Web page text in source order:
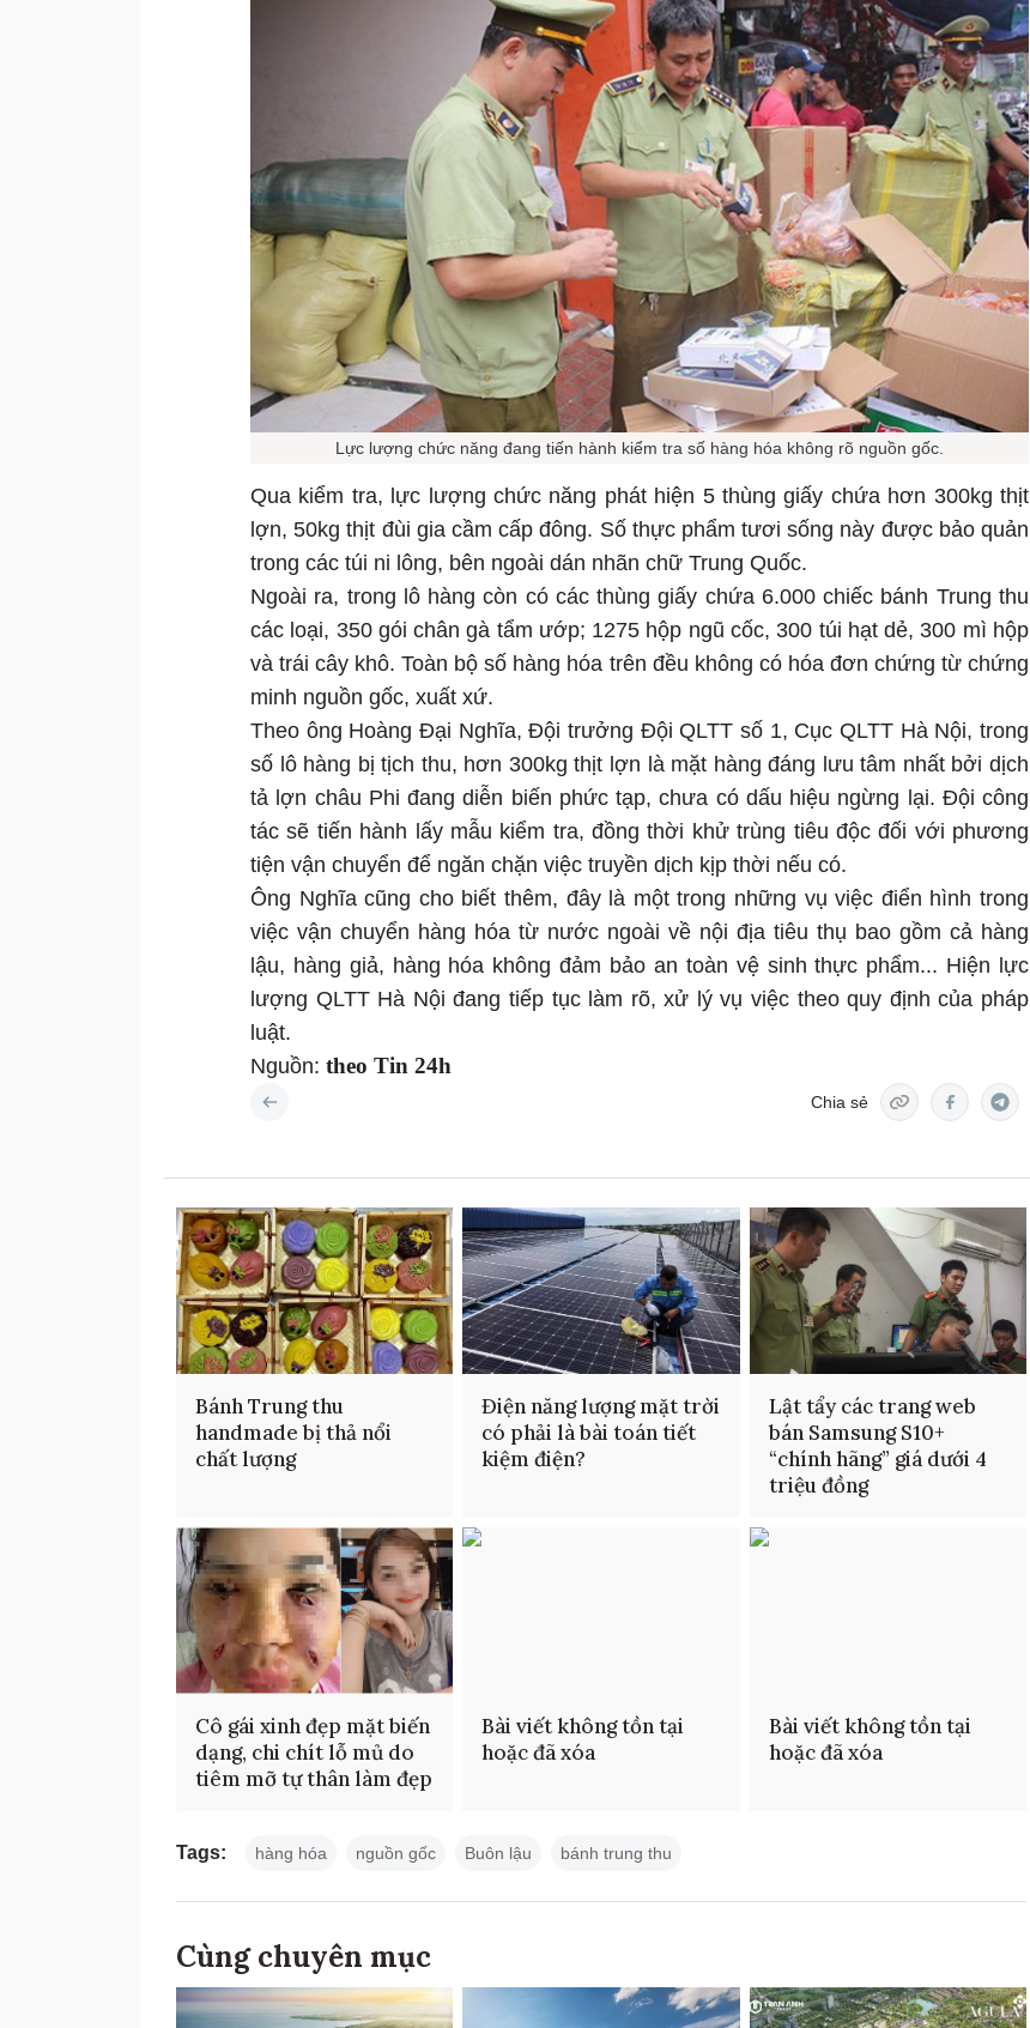
Lực lượng chức năng đang tiến hành kiểm tra số hàng hóa không rõ nguồn gốc.
Qua kiểm tra, lực lượng chức năng phát hiện 5 thùng giấy chứa hơn 300kg thịt
lợn, 50kg thịt đùi gia cầm cấp đông. Số thực phẩm tươi sống này được bảo quản
trong các túi ni lông, bên ngoài dán nhãn chữ Trung Quốc.
Ngoài ra, trong lô hàng còn có các thùng giấy chứa 6.000 chiếc bánh Trung thu
các loại, 350 gói chân gà tẩm ướp; 1275 hộp ngũ cốc, 300 túi hạt dẻ, 300 mì hộp
và trái cây khô. Toàn bộ số hàng hóa trên đều không có hóa đơn chứng từ chứng
minh nguồn gốc, xuất xứ.
Theo ông Hoàng Đại Nghĩa, Đội trưởng Đội QLTT số 1, Cục QLTT Hà Nội, trong
số lô hàng bị tịch thu, hơn 300kg thịt lợn là mặt hàng đáng lưu tâm nhất bởi dịch
tả lợn châu Phi đang diễn biến phức tạp, chưa có dấu hiệu ngừng lại. Đội công
tác sẽ tiến hành lấy mẫu kiểm tra, đồng thời khử trùng tiêu độc đối với phương
tiện vận chuyển để ngăn chặn việc truyền dịch kịp thời nếu có.
Ông Nghĩa cũng cho biết thêm, đây là một trong những vụ việc điển hình trong
việc vận chuyển hàng hóa từ nước ngoài về nội địa tiêu thụ bao gồm cả hàng
lậu, hàng giả, hàng hóa không đảm bảo an toàn vệ sinh thực phẩm... Hiện lực
lượng QLTT Hà Nội đang tiếp tục làm rõ, xử lý vụ việc theo quy định của pháp
luật.
Nguồn: theo Tin 24h
Chia sẻ
Bánh Trung thu
handmade bị thả nổi
chất lượng
Điện năng lượng mặt trời
có phải là bài toán tiết
kiệm điện?
Lật tẩy các trang web
bán Samsung S10+
“chính hãng” giá dưới 4
triệu đồng
Cô gái xinh đẹp mặt biến
dạng, chi chít lỗ mủ do
tiêm mỡ tự thân làm đẹp
Bài viết không tồn tại
hoặc đã xóa
Bài viết không tồn tại
hoặc đã xóa
Tags: hàng hóa nguồn gốc Buôn lậu bánh trung thu
Cùng chuyên mục